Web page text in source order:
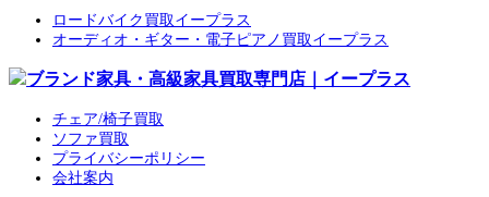
ロードバイク買取イープラス
オーディオ・ギター・電子ピアノ買取イープラス
チェア/椅子買取
ソファ買取
プライバシーポリシー
会社案内